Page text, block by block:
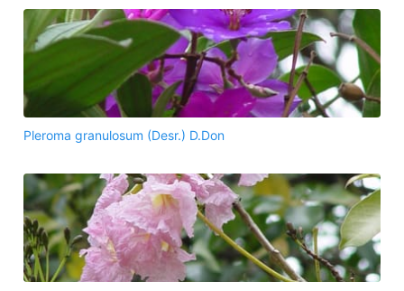
Pleroma granulosum (Desr.) D.Don